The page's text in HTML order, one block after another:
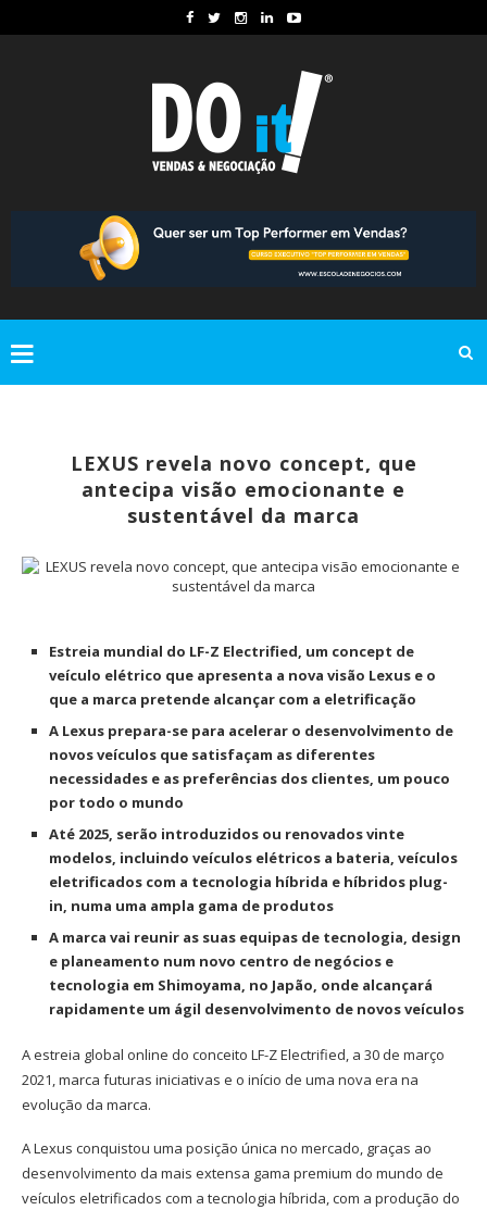
LEXUS revela novo concept, que
antecipa visão emocionante e
sustentável da marca
Estreia mundial do LF-Z Electrified, um concept de
veículo elétrico que apresenta a nova visão Lexus e o
que a marca pretende alcançar com a eletrificação
A Lexus prepara-se para acelerar o desenvolvimento de
novos veículos que satisfaçam as diferentes
necessidades e as preferências dos clientes, um pouco
por todo o mundo
Até 2025, serão introduzidos ou renovados vinte
modelos, incluindo veículos elétricos a bateria, veículos
eletrificados com a tecnologia híbrida e híbridos plug-
in, numa uma ampla gama de produtos
A marca vai reunir as suas equipas de tecnologia, design
e planeamento num novo centro de negócios e
tecnologia em Shimoyama, no Japão, onde alcançará
rapidamente um ágil desenvolvimento de novos veículos
A estreia global online do conceito LF-Z Electrified, a 30 de março
2021, marca futuras iniciativas e o início de uma nova era na
evolução da marca.
A Lexus conquistou uma posição única no mercado, graças ao
desenvolvimento da mais extensa gama premium do mundo de
veículos eletrificados com a tecnologia híbrida, com a produção do